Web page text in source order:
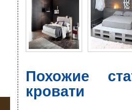
Похожие
кровати